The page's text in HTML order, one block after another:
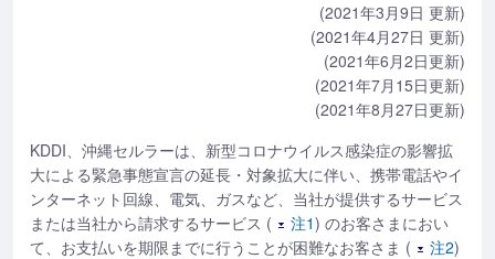
(2021年3月9日 更新)
(2021年4月27日 更新)
(2021年6月2日更新)
(2021年7月15日更新)
(2021年8月27日更新)
KDDI、沖縄セルラーは、新型コロナウイルス感染症の影響拡
大による緊急事態宣言の延長・対象拡大に伴い、携帯電話やイ
ンターネット回線、電気、ガスなど、当社が提供するサービス
または当社から請求するサービス (
注1) のお客さまにおい
て、お支払いを期限までに行うことが困難なお客さま (
注2)